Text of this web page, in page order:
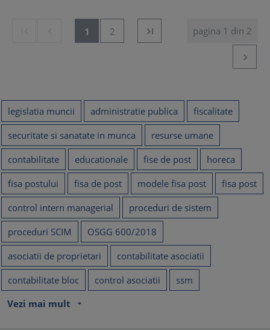
1 2 pagina 1 din 2


legislatia muncii administratie publica
fiscalitate
securitate si sanatate in munca
resurse umane
contabilitate
educationale fise de post
horeca
fisa postului
fisa de post modele fisa post
fisa post
control intern managerial
proceduri de sistem
proceduri SCIM
OSGG 600/2018
asociatii de proprietari
contabilitate asociatii
contabilitate bloc
control asociatii
ssm
Vezi mai mult
arrow_drop_down